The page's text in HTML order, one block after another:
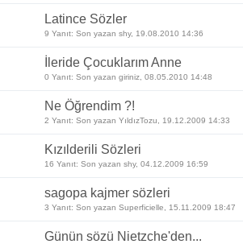
Latince Sözler
9 Yanıt: Son yazan shy, 19.08.2010 14:36
İleride Çocuklarım Anne
0 Yanıt: Son yazan giriniz, 08.05.2010 14:48
Ne Öğrendim ?!
2 Yanıt: Son yazan YıldızTozu, 19.12.2009 14:33
Kızılderili Sözleri
16 Yanıt: Son yazan shy, 04.12.2009 16:59
sagopa kajmer sözleri
3 Yanıt: Son yazan Superficielle, 15.11.2009 18:47
Günün sözü Nietzche'den...